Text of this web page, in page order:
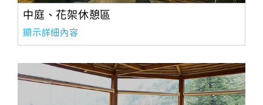
廠
中庭、花架休憩區
顯示詳細內容